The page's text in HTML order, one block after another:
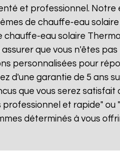
et professionnel. Notre
de chauffe-eau
chauffe-eau solaire
assurer que vous n'êtes
personnalisées pour
d'une garantie de 5 ans
que vous serez
professionnel et rapide"
déterminés à vous